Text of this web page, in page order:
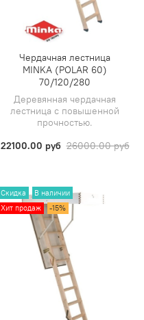
Чердачная лестница
MINKA (POLAR 60)
70/120/280
Деревянная чердачная
лестница с повышенной
прочностью.
22100.00 руб 26000.00 руб
Скидка
В наличии
Хит продаж
-15%